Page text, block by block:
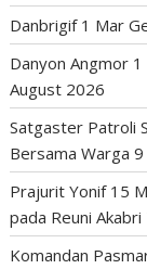
Danbrigif 1 Mar
Danyon Angmor
August 2026
Satgaster Patroli
Bersama Warga
Prajurit Yonif 15
pada Reuni
Komandan